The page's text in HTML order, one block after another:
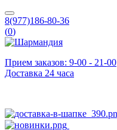
8(977)186-80-36
(0)
Прием заказов: 9-00 - 21-00
Доставка 24 часа